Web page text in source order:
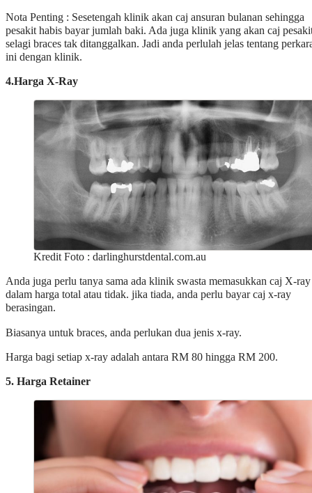
Nota Penting : Sesetengah klinik akan caj ansuran bulanan sehingga
pesakit habis bayar jumlah baki. Ada juga klinik yang akan caj
selagi braces tak ditanggalkan. Jadi anda perlulah jelas tentang
ini dengan klinik.
4.Harga X-Ray
Kredit Foto : darlinghurstdental.com.au
Anda juga perlu tanya sama ada klinik swasta memasukkan caj X-ray
dalam harga total atau tidak. jika tiada, anda perlu bayar caj x-ray
berasingan.
Biasanya untuk braces, anda perlukan dua jenis x-ray.
Harga bagi setiap x-ray adalah antara RM 80 hingga RM 200.
5. Harga Retainer